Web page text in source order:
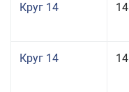
Круг 14 14
Круг 14 14